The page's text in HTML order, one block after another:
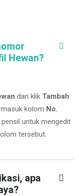
Hewan?
dan klik Tambah
kolom No.
untuk mengedit
tersebut.
apa